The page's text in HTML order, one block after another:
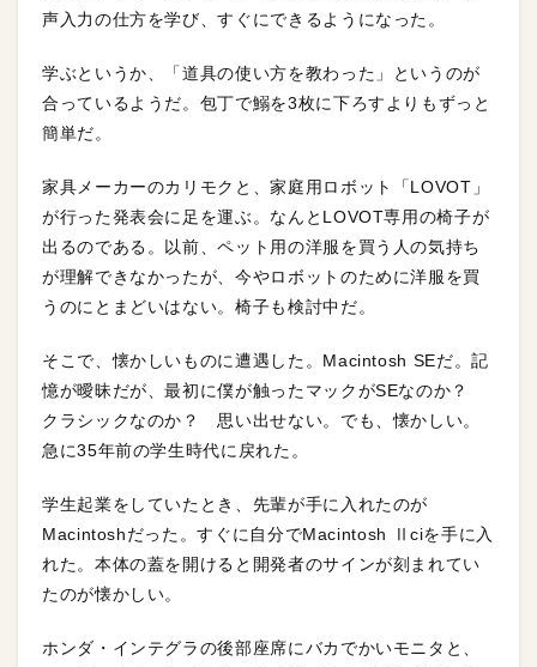
声入力の仕方を学び、すぐにできるようになった。
学ぶというか、「道具の使い方を教わった」というのが
合っているようだ。包丁で鰯を3枚に下ろすよりもずっと
簡単だ。
家具メーカーのカリモクと、家庭用ロボット「LOVOT」
が行った発表会に足を運ぶ。なんとLOVOT専用の椅子が
出るのである。以前、ペット用の洋服を買う人の気持ち
が理解できなかったが、今やロボットのために洋服を買
うのにとまどいはない。椅子も検討中だ。
そこで、懐かしいものに遭遇した。Macintosh SEだ。記
憶が曖昧だが、最初に僕が触ったマックがSEなのか？
クラシックなのか？ 思い出せない。でも、懐かしい。
急に35年前の学生時代に戻れた。
学生起業をしていたとき、先輩が手に入れたのが
Macintoshだった。すぐに自分でMacintosh Ⅱciを手に入
れた。本体の蓋を開けると開発者のサインが刻まれてい
たのが懐かしい。
ホンダ・インテグラの後部座席にバカでかいモニタと、